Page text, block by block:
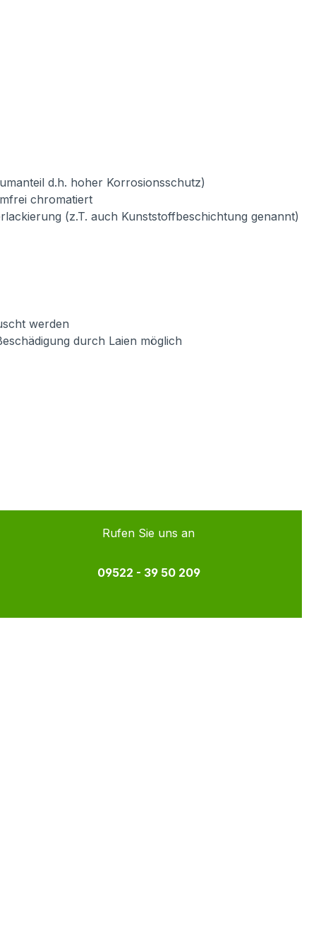
d.h. hoher Korrosionsschutz)
chromatiert
(z.T. auch Kunststoffbeschichtung genannt)
werden
durch Laien möglich
Rufen Sie uns an
09522 - 39 50 209